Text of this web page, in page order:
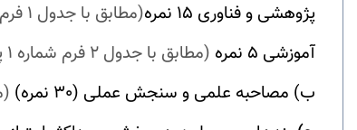
پژوهشی و فناوری 15 نمره
(مطابق با جدول 1 فرم شماره 1 پیوست)
آموزشی 5 نمره
(مطابق با جدول 2 فرم شماره 1 پیوست)
ب) مصاحبه علمی و سنجش عملی (30 نمره)
)